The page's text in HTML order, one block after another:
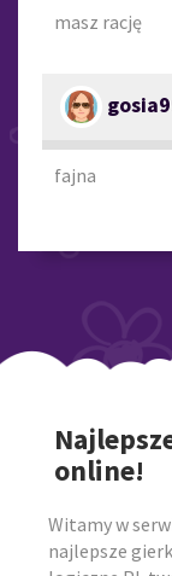
masz rację
fajna
online!
Witamy w
najlepsze